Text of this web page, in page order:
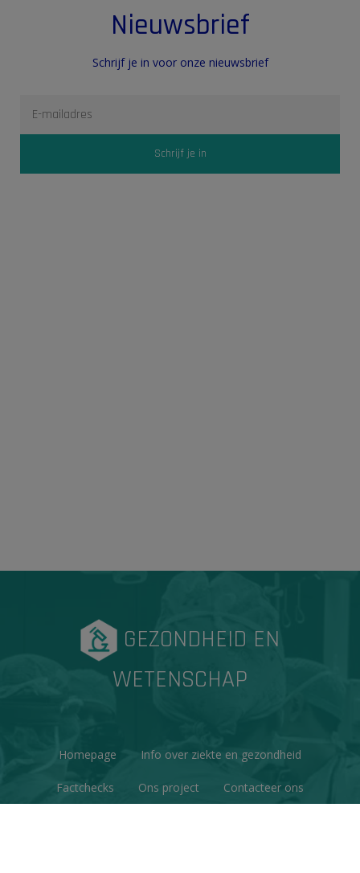
Nieuwsbrief
Schrijf je in voor onze nieuwsbrief
GEZONDHEID EN
WETENSCHAP
Homepage Info over ziekte en gezondheid
Factchecks Ons project Contacteer ons